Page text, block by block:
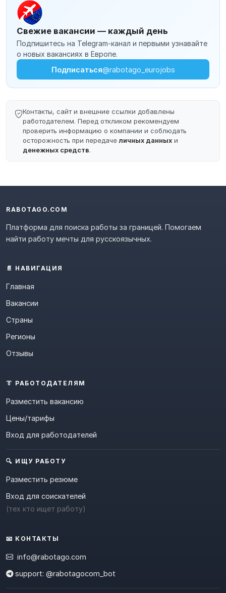
Свежие вакансии — каждый день
Подпишитесь на Telegram-канал и первыми узнавайте
о новых вакансиях в Европе.
Подписаться@rabotago_eurojobs
Контакты, сайт и внешние ссылки добавлены
работодателем. Перед откликом рекомендуем
проверить информацию о компании и соблюдать
осторожность при передачеличных данных и
денежных средств.
RABOTAGO.COM
Платформа для поиска работы за границей. Помогаем
найти работу мечты для русскоязычных.
📄 НАВИГАЦИЯ
Главная
Вакансии
Страны
Регионы
Отзывы
👔 РАБОТОДАТЕЛЯМ
Разместить вакансию
Цены/тарифы
Вход для работодателей
🔍 ИЩУ РАБОТУ
Разместить резюме
Вход для соискателей
(тех кто ищет работу)
📧 КОНТАКТЫ
info@rabotago.com
support: @rabotagocom_bot